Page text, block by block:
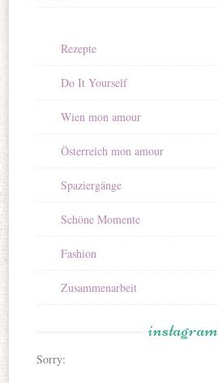
Rezepte
Do It Yourself
Wien mon amour
Österreich mon amour
Spaziergänge
Schöne Momente
Fashion
Zusammenarbeit
instagram
Sorry: